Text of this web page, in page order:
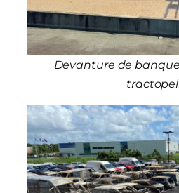
Devanture de